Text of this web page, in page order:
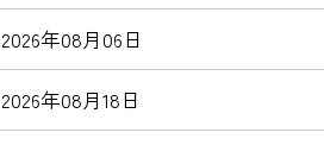
2026年08月06日
2026年08月18日